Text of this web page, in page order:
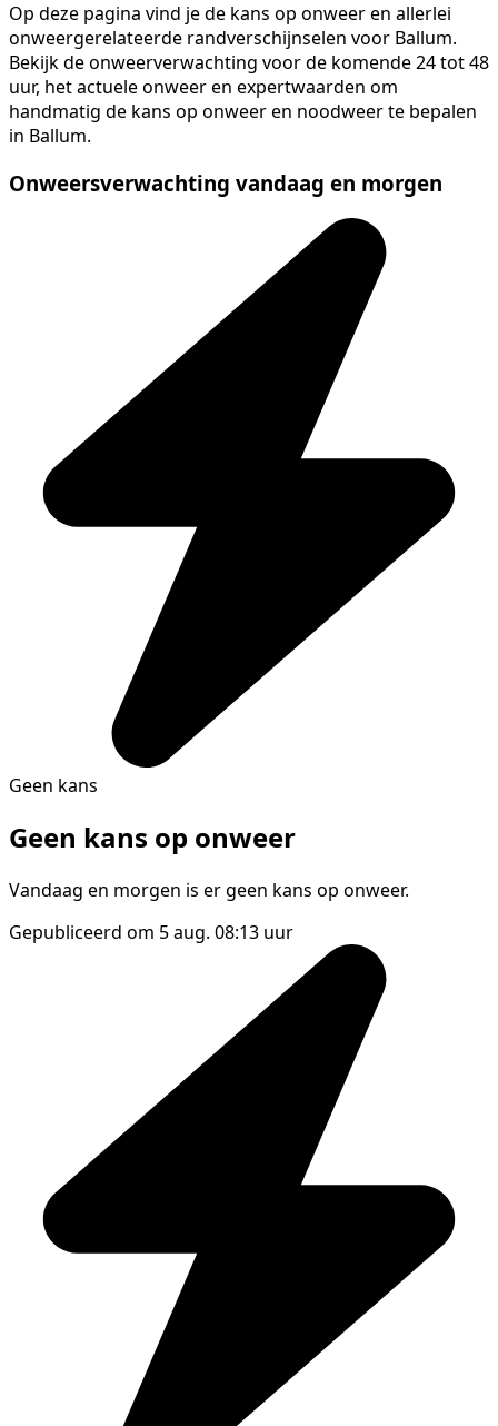
Op deze pagina vind je de kans op onweer en allerlei
onweergerelateerde randverschijnselen voor Ballum.
Bekijk de onweerverwachting voor de komende 24 tot 48
uur, het actuele onweer en expertwaarden om
handmatig de kans op onweer en noodweer te bepalen
in Ballum.
Onweersverwachting vandaag en morgen
Geen kans
Geen kans op onweer
Vandaag en morgen is er geen kans op onweer.
Gepubliceerd om 5 aug. 08:13 uur